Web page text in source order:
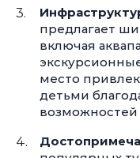
предлагает
включая
место
детьми
возможностей